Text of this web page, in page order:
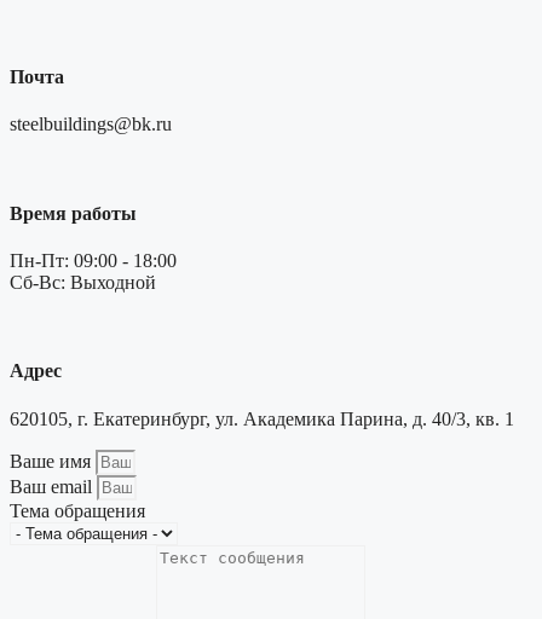
Почта
steelbuildings@bk.ru
Время работы
Пн-Пт: 09:00 - 18:00
Сб-Вс: Выходной
Адрес
620105, г. Екатеринбург, ул. Академика Парина, д. 40/3, кв. 1
Ваше имя
Ваш email
Тема обращения